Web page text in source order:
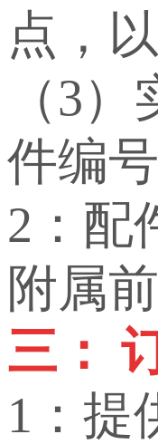
点，
（3
件编
2：配
附属前
三：
1：提